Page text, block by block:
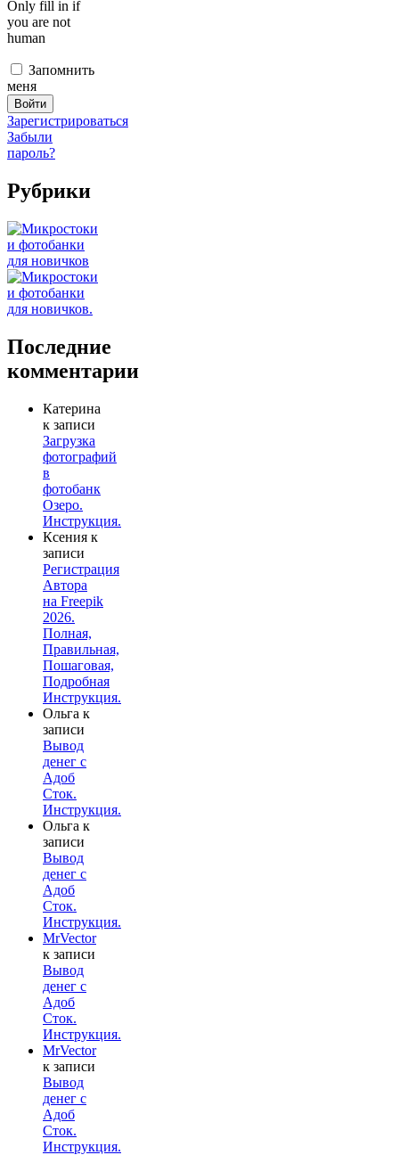
Only fill in if
you are not
human
Запомнить
меня
Зарегистрироваться
Забыли
пароль?
Рубрики
Последние
комментарии
Катерина
к записи
Загрузка
фотографий
в
фотобанк
Озеро.
Инструкция.
Ксения к
записи
Регистрация
Автора
на Freepik
2026.
Полная,
Правильная,
Пошаговая,
Подробная
Инструкция.
Ольга к
записи
Вывод
денег с
Адоб
Сток.
Инструкция.
Ольга к
записи
Вывод
денег с
Адоб
Сток.
Инструкция.
MrVector
к записи
Вывод
денег с
Адоб
Сток.
Инструкция.
MrVector
к записи
Вывод
денег с
Адоб
Сток.
Инструкция.